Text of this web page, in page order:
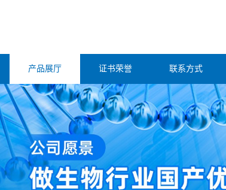
产品展厅 证书荣誉 联系方式